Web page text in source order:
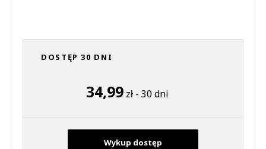
DOSTĘP 30 DNI
34,99 zł - 30 dni
Wykup dostęp